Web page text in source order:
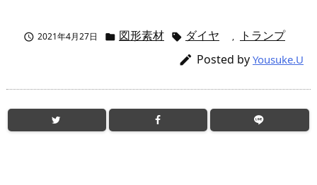
 2021年4月27日  図形素材  ダイヤ , トランプ
 Posted by Yousuke.U